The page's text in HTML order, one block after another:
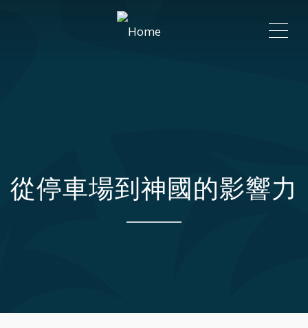
從停車場到神國的影響力